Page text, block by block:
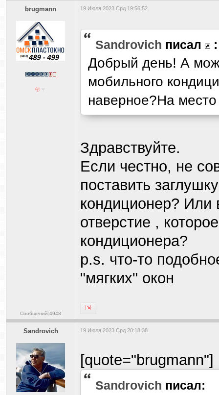
brugmann
Сообщений:4948
19 Июля 2023 Срд 19:56:52
Sandrovich писал :
Добрый день! А
мобильного
наверное?На место
Здравствуйте.
Если честно, не
поставить
кондиционер? Или
отверстие ,
кондиционера?
p.s. что-то
"мягких" окон
Sandrovich 19 Июля 2023 Срд 20:18:38
[quote="brugmann"]
Sandrovich писал: